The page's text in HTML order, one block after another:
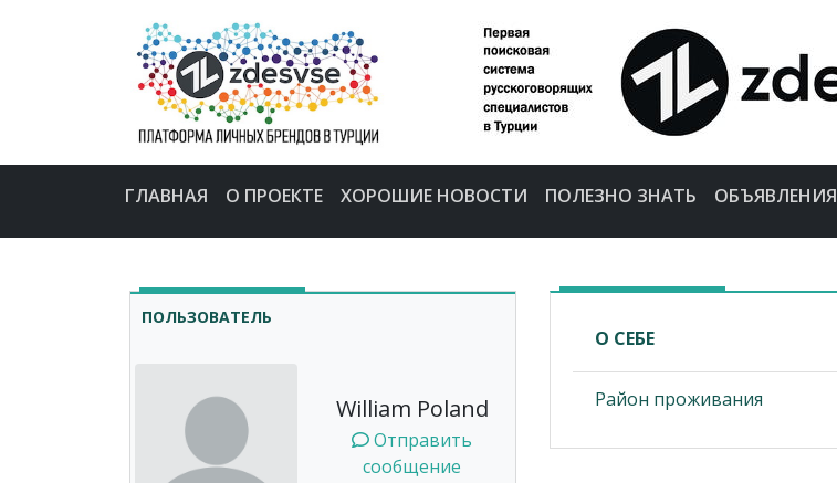
ГЛАВНАЯ О ПРОЕКТЕ ХОРОШИЕ НОВОСТИ ПОЛЕЗНО ЗНАТЬ ОБЪЯВЛЕНИЯ
ПОЛЬЗОВАТЕЛЬ
William Poland
Отправить
сообщение
О СЕБЕ
Район проживания